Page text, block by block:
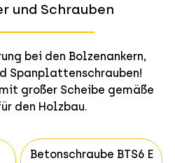
und Schrauben
bei den Bolzenankern,
Spanplattenschrauben!
großer Scheibe gemäße
den Holzbau.
Betonschraube BTS6 E